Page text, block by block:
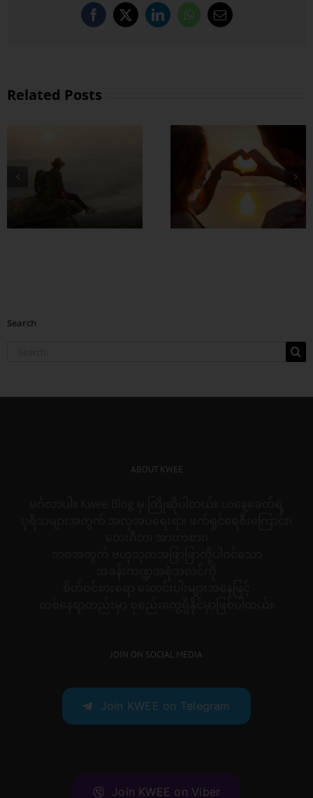
Facebook
X LinkedInWhatsApp
Email
Related Posts
အချစ်တွေ ပိုတိုးလာ
Search
ABOUT KWEE
JOIN ON SOCIAL MEDIA
Join KWEE on Telegram
Join KWEE on Viber